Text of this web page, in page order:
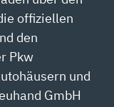
offiziellen
den
Pkw
und
GmbH